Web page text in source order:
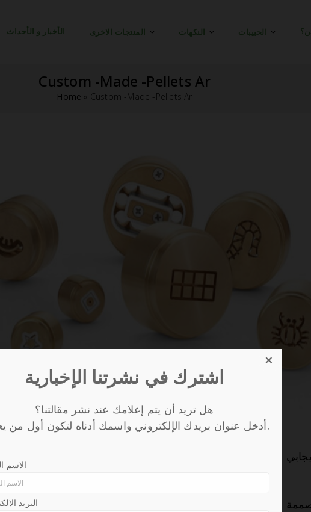
الأخبار و الأحداث المنتجات الاخرى النكهات الحبيبات
Custom -Made -Pellets Ar
Home » Custom -Made -Pellets Ar
مع عملائك وتعزيز ثقتهم من خلال تقديم تجربة فريدة من
خصيصًا إلى تشكيلة واسعة من السناكس، بدءًا من الشيبس
اشترك في نشرتنا الإخبارية
هل تريد أن يتم إعلامك عند نشر مقالتنا؟
أدخل عنوان بريدك الإلكتروني واسمك أدناه لتكون أول من يعرف.
الاسم
البريد
×